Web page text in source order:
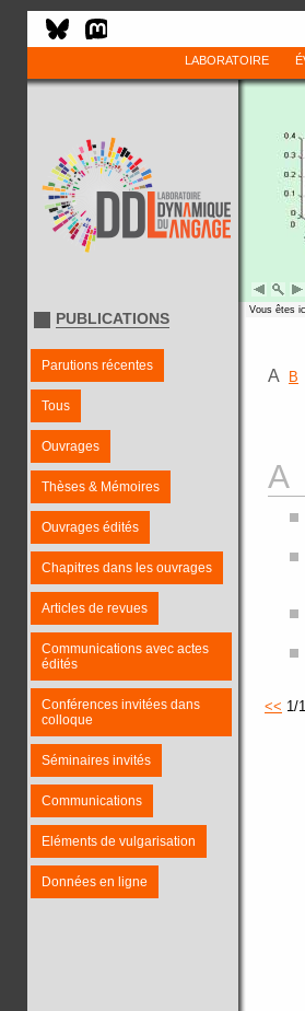
LABORATOIRE
PUBLICATIONS
Parutions récentes
Tous
Ouvrages
Thèses & Mémoires
Ouvrages édités
Chapitres dans les ouvrages
Articles de revues
Communications avec actes
édités
Conférences invitées dans
colloque
Séminaires invités
Communications
Eléments de vulgarisation
Données en ligne
Vous êtes
A B
A
<< 1/